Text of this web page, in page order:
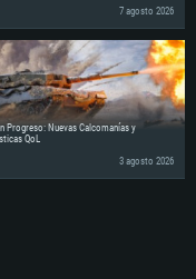
7 agosto 2026
Progreso: Nuevas Calcomanías y
QoL
3 agosto 2026